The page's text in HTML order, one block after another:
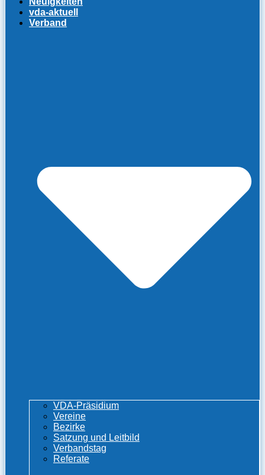
vda-aktuell
Verband
VDA-Präsidium
Vereine
Bezirke
Satzung und Leitbild
Verbandstag
Referate